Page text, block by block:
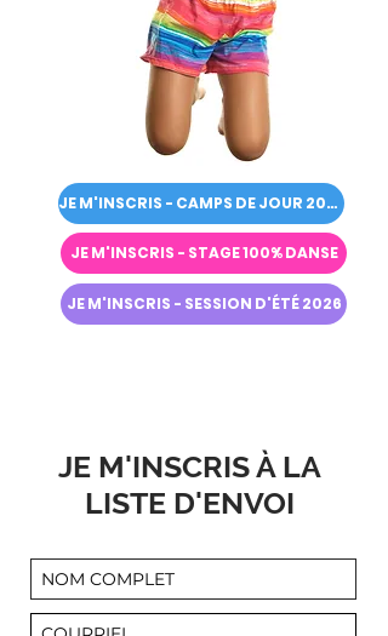
JE M'INSCRIS - CAMPS DE JOUR 2026
JE M'INSCRIS - STAGE 100% DANSE
JE M'INSCRIS - SESSION D'ÉTÉ 2026
JE M'INSCRIS À LA
LISTE D'ENVOI